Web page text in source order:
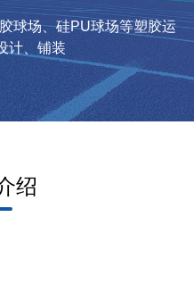
球场、硅PU球场等塑胶运
计、铺装
绍